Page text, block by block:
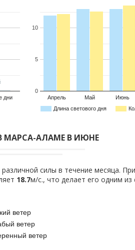
дни
Длина светового дня
Апрель Май Июнь
0
5
10
МАРСА-АЛАМЕ В ИЮНЕ
силы в течение месяца.
18.7м/с., что делает его одним
ветер
ветер
ветер